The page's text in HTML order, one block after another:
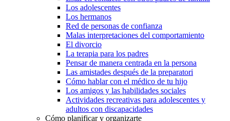
Los adolescentes
Los hermanos
Red de personas de confianza
Malas interpretaciones del comportamiento
El divorcio
La terapia para los padres
Pensar de manera centrada en la persona
Las amistades después de la preparatori
Cómo hablar con el médico de tu hijo
Los amigos y las habilidades sociales
Actividades recreativas para adolescentes y
adultos con discapacidades
Cómo planificar y organizarte